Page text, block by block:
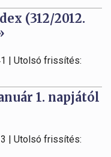
(312/2012.
| Utolsó frissítés:
1. napjától
| Utolsó frissítés: